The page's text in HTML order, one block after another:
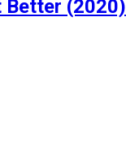
Better (2020)